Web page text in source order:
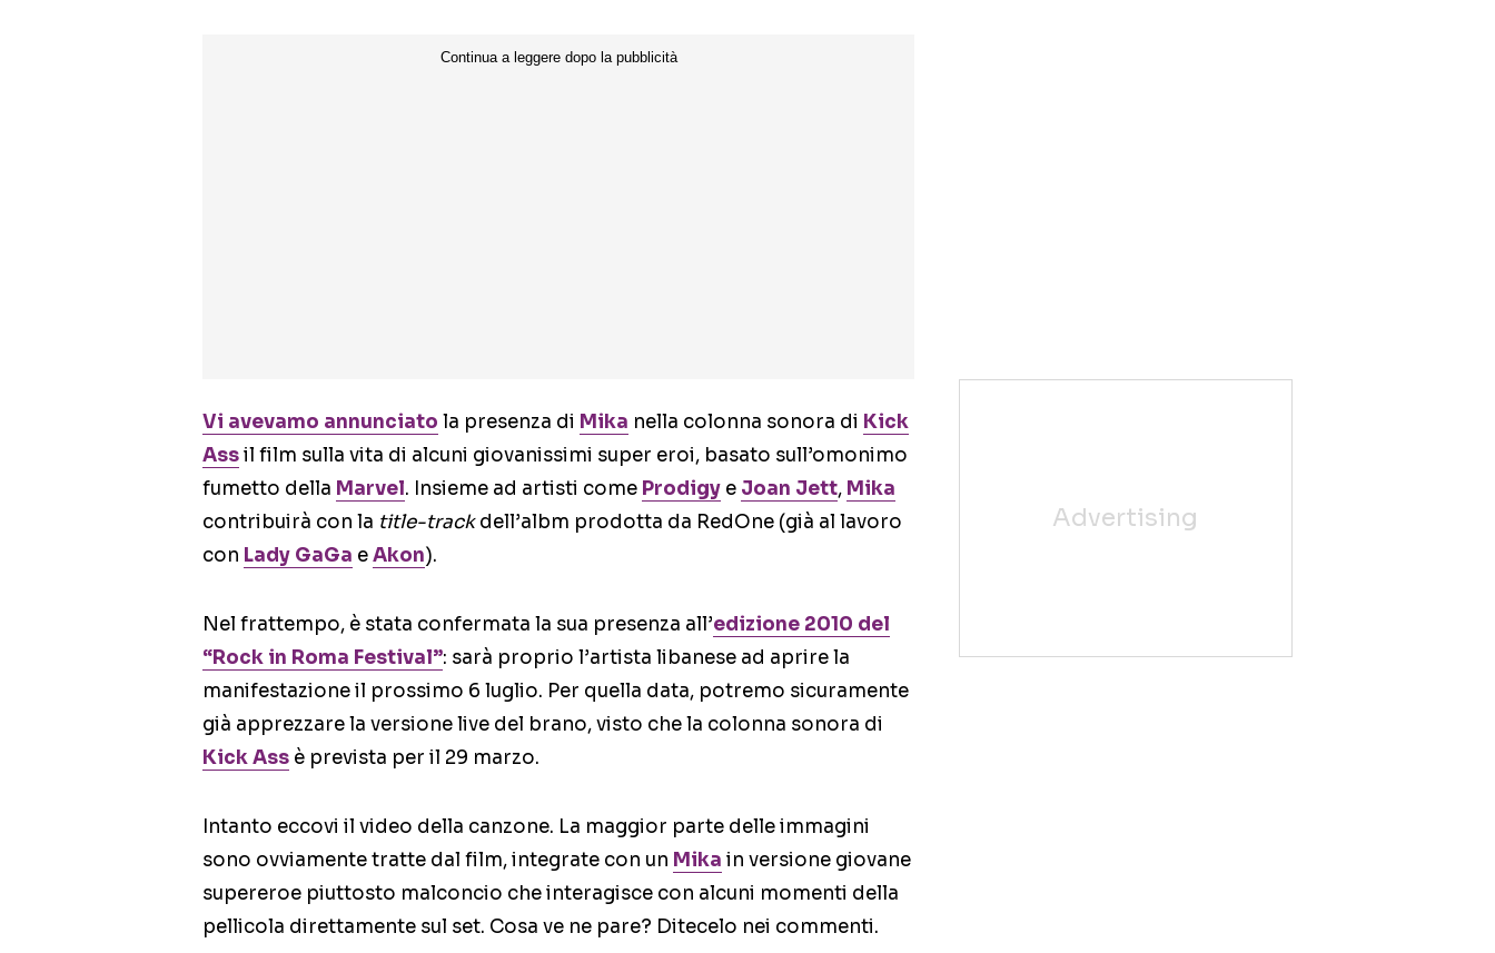
Vi avevamo annunciato la presenza di Mika nella colonna sonora di Kick
Assil film sulla vita di alcuni giovanissimi super eroi, basato sull’omonimo
fumetto della Marvel. Insieme ad artisti come Prodigy e Joan Jett, Mika
contribuirà con la title-trackdell’albm prodotta da RedOne (già al lavoro
con Lady GaGa eAkon).
Nel frattempo, è stata confermata la sua presenza all’edizione 2010 del
“Rock in Roma Festival”: sarà proprio l’artista libanese ad aprire la
manifestazione il prossimo 6 luglio. Per quella data, potremo sicuramente
già apprezzare la versione live del brano, visto che la colonna sonora di
Kick Ass è prevista per il 29 marzo.
Intanto eccovi il video della canzone. La maggior parte delle immagini
sono ovviamente tratte dal film, integrate con un Mika in versione giovane
supereroe piuttosto malconcio che interagisce con alcuni momenti della
pellicola direttamente sul set. Cosa ve ne pare? Ditecelo nei commenti.